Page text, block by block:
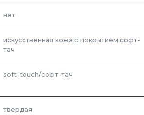
нет
искусственная кожа с покрытием софт-
тач
soft-touch/софт-тач
твердая